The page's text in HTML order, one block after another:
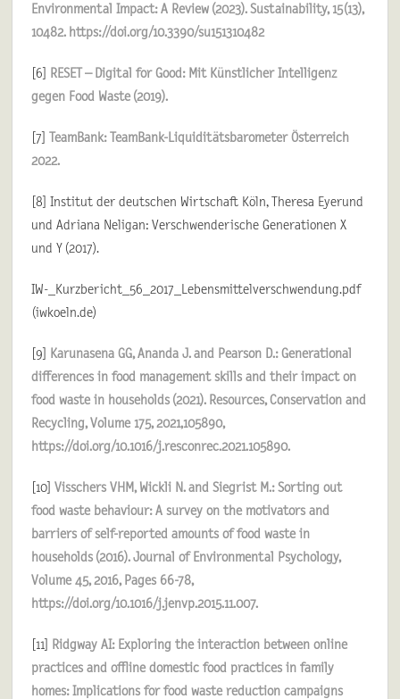
Environmental Impact: A Review (2023). Sustainability, 15(13),
10482. https://doi.org/10.3390/su151310482
[6]
RESET – Digital for Good: Mit Künstlicher Intelligenz
gegen Food Waste (2019).
[7]TeamBank: TeamBank-Liquiditätsbarometer Österreich
2022.
[8] Institut der deutschen Wirtschaft Köln, Theresa Eyerund
und Adriana Neligan: Verschwenderische Generationen X
und Y (2017).
IW-_Kurzbericht_56_2017_Lebensmittelverschwendung.pdf
(iwkoeln.de)
[9]
Karunasena GG, Ananda J. and Pearson D.: Generational
differences in food management skills and their impact on
food waste in households (2021). Resources, Conservation and
Recycling, Volume 175, 2021,105890,
https://doi.org/10.1016/j.resconrec.2021.105890.
[10]Visschers VHM, Wickli N. and Siegrist M.: Sorting out
food waste behaviour: A survey on the motivators and
barriers of self-reported amounts of food waste in
households (2016). Journal of Environmental Psychology,
Volume 45, 2016, Pages 66-78,
https://doi.org/10.1016/j.jenvp.2015.11.007.
[11]
Ridgway AI: Exploring the interaction between online
practices and offline domestic food practices in family
homes: Implications for food waste reduction campaigns